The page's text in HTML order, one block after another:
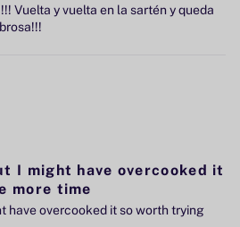
Vuelta y vuelta en la sartén y queda
I might have overcooked it
more time
have overcooked it so worth trying